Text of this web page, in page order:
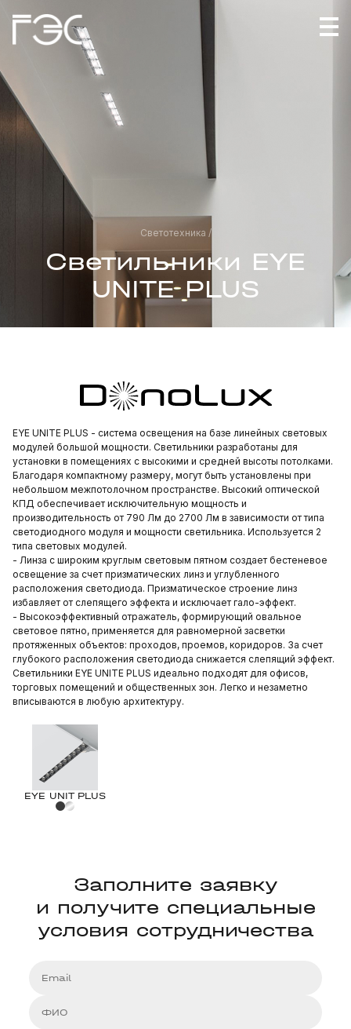
Светотехника /
Светильники EYE
UNITE PLUS
EYE UNITE PLUS - система освещения на базе линейных световых
модулей большой мощности. Светильники разработаны для
установки в помещениях с высокими и средней высоты потолками.
Благодаря компактному размеру, могут быть установлены при
небольшом межпотолочном пространстве. Высокий оптической
КПД обеспечивает исключительную мощность и
производительность от 790 Лм до 2700 Лм в зависимости от типа
светодиодного модуля и мощности светильника. Используется 2
типа световых модулей.
- Линза с широким круглым световым пятном создает бестеневое
освещение за счет призматических линз и углубленного
расположения светодиода. Призматическое строение линз
избавляет от слепящего эффекта и исключает гало-эффект.
- Высокоэффективный отражатель, формирующий овальное
световое пятно, применяется для равномерной засветки
протяженных объектов: проходов, проемов, коридоров. За счет
глубокого расположения светодиода снижается слепящий эффект.
Светильники EYE UNITE PLUS идеально подходят для офисов,
торговых помещений и общественных зон. Легко и незаметно
вписываются в любую архитектуру.
EYE UNIT PLUS
Заполните заявку
и получите специальные
условия сотрудничества